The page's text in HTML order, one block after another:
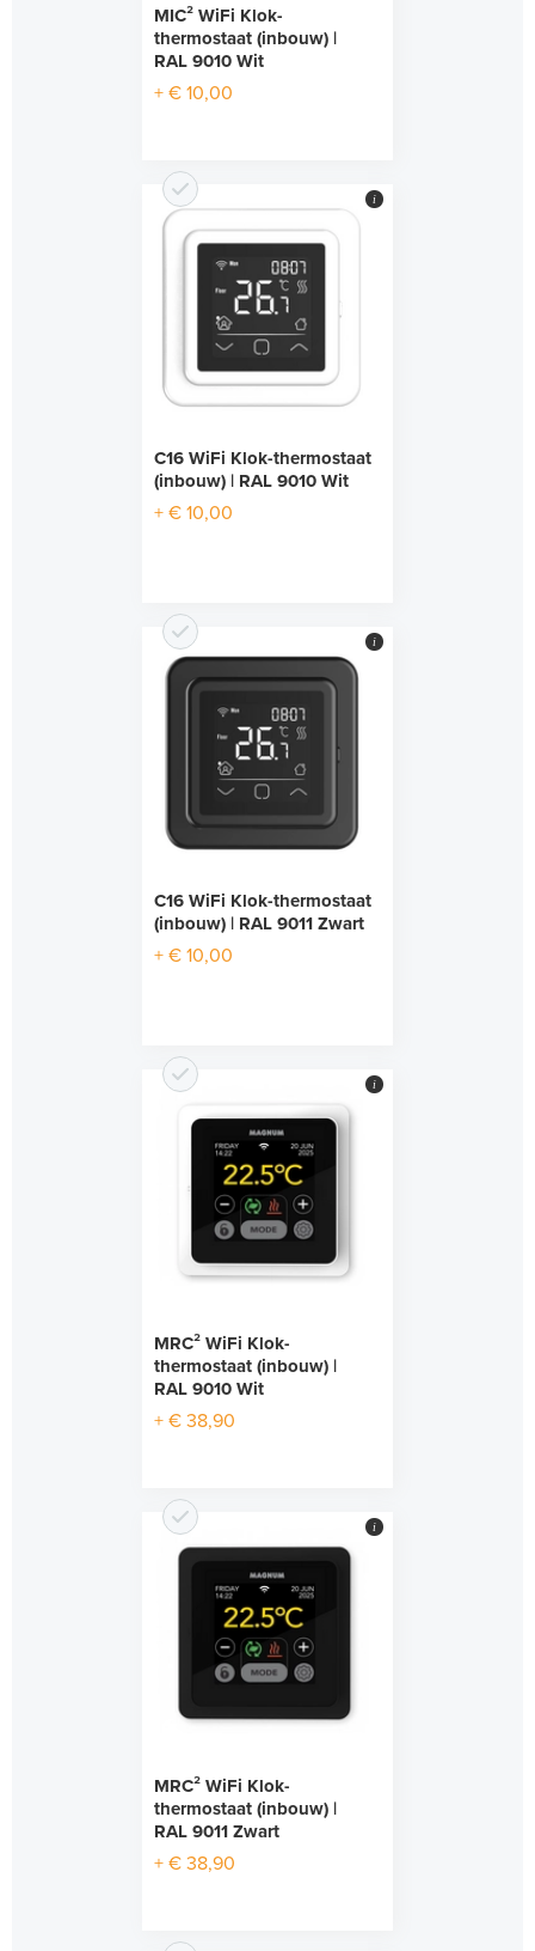
MIC² WiFi Klok-
thermostaat (inbouw) |
RAL 9010 Wit
+ € 10,00
C16 WiFi Klok-thermostaat
(inbouw) | RAL 9010 Wit
+ € 10,00
i
C16 WiFi Klok-thermostaat
(inbouw) | RAL 9011 Zwart
+ € 10,00
i
MRC² WiFi Klok-
thermostaat (inbouw) |
RAL 9010 Wit
+ € 38,90
i
MRC² WiFi Klok-
thermostaat (inbouw) |
RAL 9011 Zwart
+ € 38,90
i